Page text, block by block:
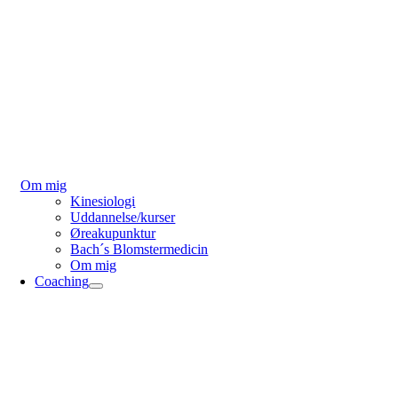
Om mig
Kinesiologi
Uddannelse/kurser
Øreakupunktur
Bach´s Blomstermedicin
Om mig
Coaching